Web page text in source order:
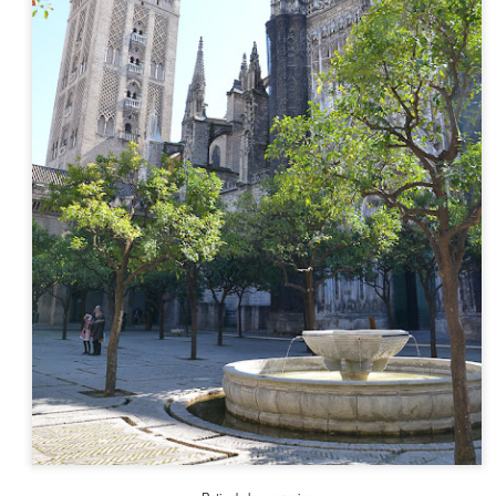
mais distantes, fora do centro.
Sopot, o balneário polonês no Mar Báltico
Aproveitamos o tempo livre que tínhamos numa tarde em Gdansk
para conhecer Sopot, balneário no Mar Báltico onze quilômetros
norte. Situada entre duas cidades grandes, a própria Gdansk e
Sopot forma com elas um conglomerado conhecido como
um dos mais badalados resorts costeiros na Polônia, Sopot tem
aura completamente diferente das demais cidades polonesas que
de certa forma parecendo menos eslava.
Torun, a terra natal de Copérnico
Torun (cuja grafia polonesa é Toruń, pronunciada tórunh) é uma
cidade localizada na Pomerânia, às margens do Vístula, o maior
na Polônia que também banha Varsóvia e Cracóvia. Com um centro
bem preservado e que sobreviveu à Segunda Guerra Mundial,
faz parte merecidamente do rol de Patrimônios da Humanidade